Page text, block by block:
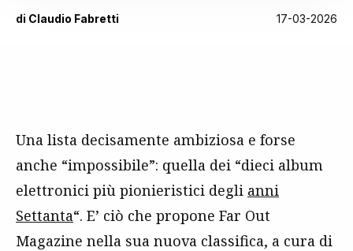
di Claudio Fabretti 17-03-2026
Una lista decisamente ambiziosa e forse
anche “impossibile”: quella dei “dieci album
elettronici più pionieristici degli anni
Settanta“. E’ ciò che propone Far Out
Magazine nella sua nuova classifica, a cura di